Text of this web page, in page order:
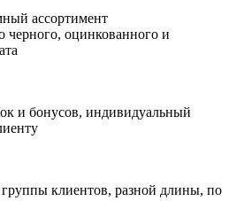
ассортимент
черного, оцинкованного и
и бонусов, индивидуальный
клиентов, разной длины, по